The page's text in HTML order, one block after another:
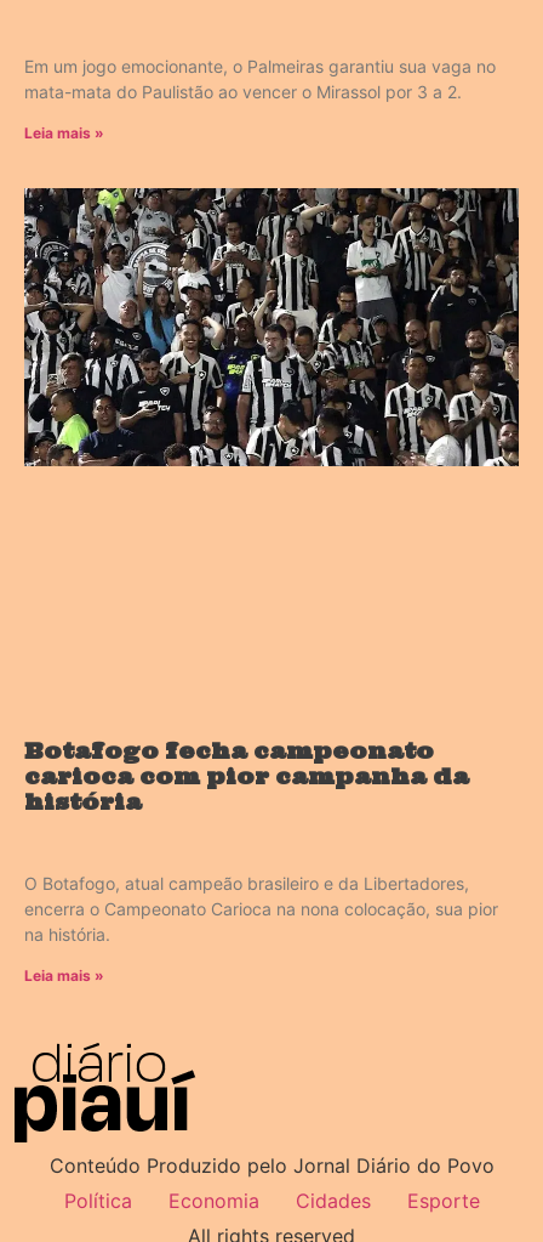
Em um jogo emocionante, o Palmeiras garantiu sua vaga no
mata-mata do Paulistão ao vencer o Mirassol por 3 a 2.
Leia mais »
Botafogo fecha campeonato
carioca com pior campanha da
história
O Botafogo, atual campeão brasileiro e da Libertadores,
encerra o Campeonato Carioca na nona colocação, sua pior
na história.
Leia mais »
Conteúdo Produzido pelo Jornal Diário do Povo
Política
Economia Cidades
Esporte
All rights reserved